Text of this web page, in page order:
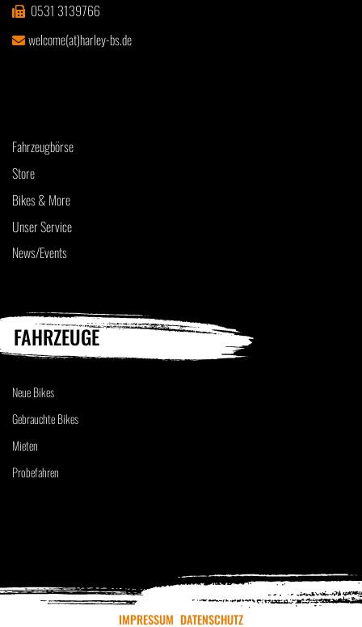
0531 3139766
welcome(at)harley-bs.de
Fahrzeugbörse
Store
Bikes & More
Unser Service
News/Events
FAHRZEUGE
Neue Bikes
Gebrauchte Bikes
Mieten
Probefahren
IMPRESSUM DATENSCHUTZ